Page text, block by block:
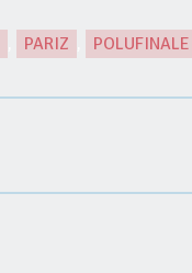
PARIZ POLUFINALE